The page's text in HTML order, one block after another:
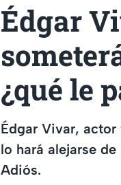
Édgar
¿qué le
Édgar Vivar,
lo hará alejarse
Adiós.